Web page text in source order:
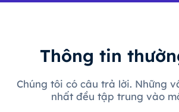
Thông tin
Chúng tôi có câu trả lời. Những
nhất đều tập trung vào